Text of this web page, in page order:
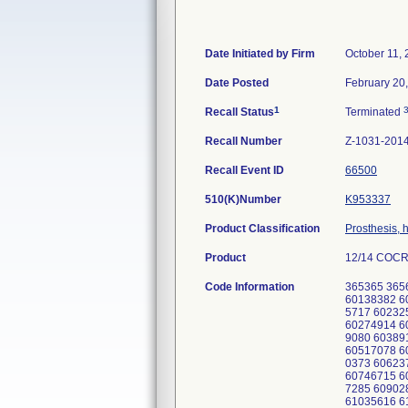
Date Initiated by Firm October 11,
Date Posted February
Recall Status1 Terminated 3
Recall Number Z-1031-
Recall Event ID 66500
510(K)Number K953337
Product Classification Prosthesis,
Product 12/14
Code Information 365365 365664 60095144 60106294 60106295 60106296 60109696 60109697 60124944 60124945 60134520 60134521 60138381 60138382 60157045 60157046 60157047 60173107 60173557 60178493 60189233 60190544 60196799 60205060 60205062 60215717 60232508 60232571 60236680 60238555 60239170 60239172 60239173 60249946 60250022 60250024 60262696 60262703 60274914 60274915 60274916 60275490 60275491 60275492 60346324 60346325 60349076 60349077 60349078 60349079 60349080 60389118 60392706 60425077 60431157 60431160 60431161 60458471 60466704 60475849 60484210 60499766 60508292 60517078 60524278 60535550 60535551 60541380 60541381 60568674 60579071 60587849 60597445 60597446 60610372 60610373 60623786 60627203 60656086 60664595 60670142 60677138 60687291 60687418 60687419 60718653 60722394 60732757 60746715 60758427 60758430 60769368 60780501 60796169 60806142 60816001 60821870 60823970 60838548